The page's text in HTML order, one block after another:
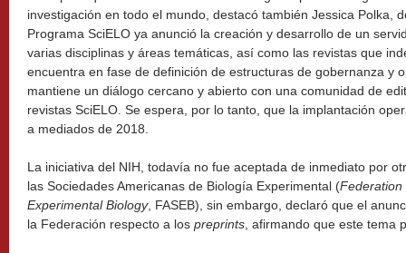
investigación en todo el mundo, destacó también Jessica Polka,
Programa SciELO ya anunció la creación y desarrollo de un
varias disciplinas y áreas temáticas, así como las revistas que
encuentra en fase de definición de estructuras de gobernanza y
mantiene un diálogo cercano y abierto con una comunidad de
revistas SciELO. Se espera, por lo tanto, que la implantación
a mediados de 2018.
La iniciativa del NIH, todavía no fue aceptada de inmediato por
las Sociedades Americanas de Biología Experimental (Federation
Experimental Biology, FASEB), sin embargo, declaró que el
la Federación respecto a los preprints , afirmando que este tema